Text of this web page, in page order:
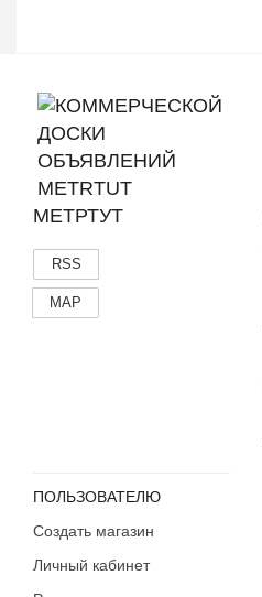
Ингушетия
Иркутская область
Кабардино-Балкария
Калининградская область
Калмыкия
Калужская область
Камчатский край
Карачаево-Черкесия
Красноярский край
Крым
Курганская область
МЕТРТУТ
RSS
MAP
ПОЛЬЗОВАТЕЛЮ
Создать магазин
Личный кабинет